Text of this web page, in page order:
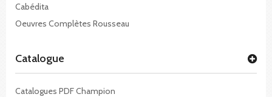
Cabédita
Oeuvres Complètes Rousseau
Catalogue
Catalogues PDF Champion